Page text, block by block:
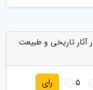
تاریخی و طبیعت
5 رای